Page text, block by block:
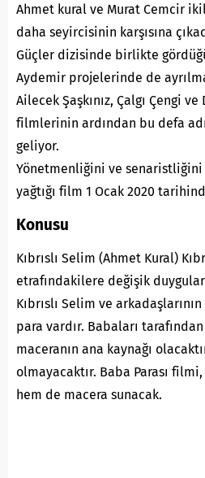
Ahmet kural ve Murat Cemcir
daha seyircisinin karşısına
Güçler dizisinde birlikte
Aydemir projelerinde de
Ailecek Şaşkınız, Çalgı Çengi
filmlerinin ardından bu defa
geliyor.
Yönetmenliğini ve senaristliğini
yağtığı film 1 Ocak 2020
Konusu
Kıbrıslı Selim (Ahmet Kural)
etrafındakilere değişik
Kıbrıslı Selim ve
para vardır. Babaları
maceranın ana kaynağı
olmayacaktır. Baba Parası
hem de macera sunacak.